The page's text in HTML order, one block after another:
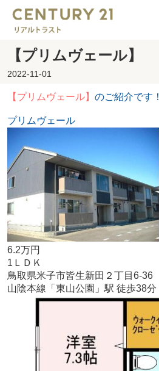
【プリムヴェール】
2022-11-01
【プリムヴェール】 のご紹介です！
プリムヴェール
6.2万円
1ＬＤＫ
鳥取県米子市皆生新田２丁目6-36
山陰本線「東山公園」駅 徒歩38分